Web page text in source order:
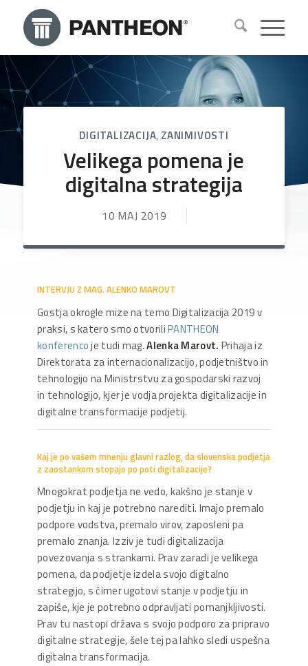
DIGITALIZACIJA, ZANIMIVOSTI
Velikega pomena je
digitalna strategija
10 MAJ 2019
INTERVJU Z MAG. ALENKO MAROVT
Gostja okrogle mize na temo Digitalizacija 2019 v
praksi, s katero smo otvoriliPANTHEON
konferencoje tudi mag.Alenka Marovt. Prihaja iz
Direktorata za internacionalizacijo, podjetništvo in
tehnologijo na Ministrstvu za gospodarski razvoj
in tehnologijo, kjer je vodja projekta digitalizacije in
digitalne transformacije podjetij.
Kaj je po vašem mnenju glavni razlog, da slovenska podjetja
z zaostankom stopajo po poti digitalizacije?
Mnogokrat podjetja ne vedo, kakšno je stanje v
podjetju in kaj je potrebno narediti. Imajo premalo
podpore vodstva, premalo virov, zaposleni pa
premalo znanja. Izziv je tudi digitalizacija
povezovanja s strankami. Prav zaradi je velikega
pomena, da podjetje izdela svojo digitalno
strategijo, s čimer ugotovi stanje v podjetju in
zapiše, kje je potrebno odpravljati pomanjkljivosti.
Prav tu nastopi država s svojo podporo za pripravo
digitalne strategije, šele tej pa lahko sledi uspešna
digitalna transformacija.